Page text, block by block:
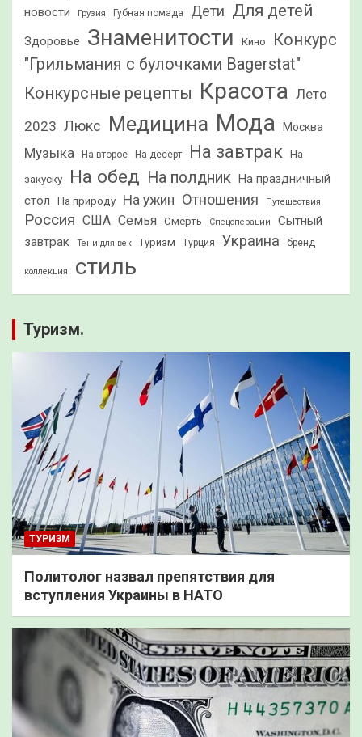
новости
Грузия Губная помада Дети Для детей
Здоровье Знаменитости Кино
Конкурс
"Грильмания с булочками Bagerstat"
Конкурсные рецепты Красота Лето
2023 Люкс Медицина Мода Москва
Музыка На второе На десерт На завтрак На
закуску На обед На полдник На праздничный
стол
На природу На ужин Отношения Путешествия
Россия США Семья Смерть Спецоперации
Сытный
завтрак
Тени для век Туризм Турция Украина бренд
коллекция стиль
Туризм.
ТУРИЗМ
Политолог назвал препятствия для
вступления Украины в НАТО